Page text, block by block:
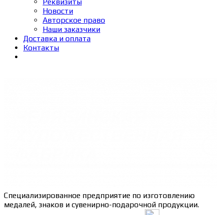
Новости
Авторское право
Наши заказчики
Доставка и оплата
Контакты
Специализированное предприятие по изготовлению
медалей, знаков и сувенирно-подарочной продукции.